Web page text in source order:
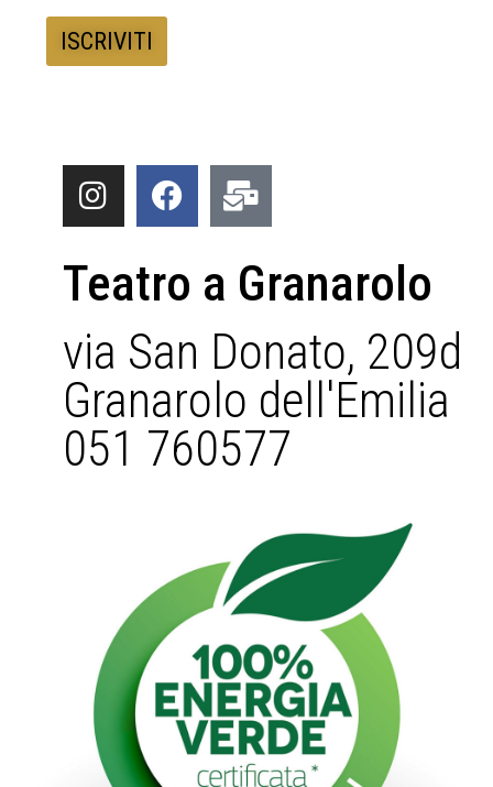
Teatro a Granarolo
via San Donato, 209d
Granarolo dell'Emilia
051 760577